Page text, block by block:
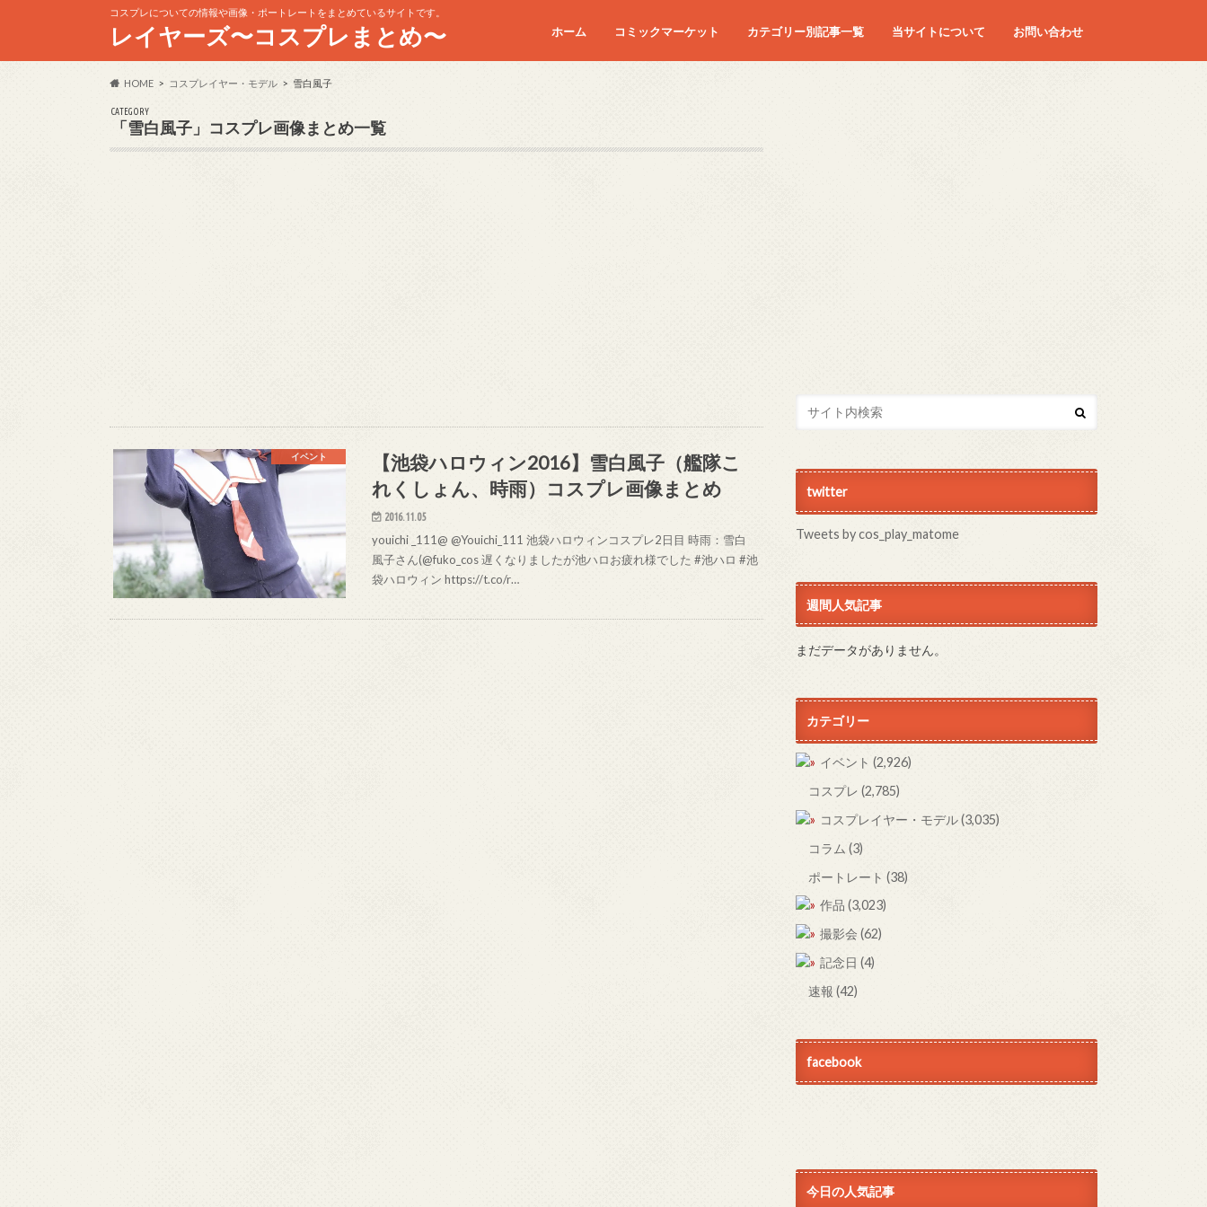
コスプレについての情報や画像・ポートレートをまとめているサイトです。
レイヤーズ〜コスプレまとめ〜 ホーム コミックマーケット
コミケC90
コミケC91
コミケC92
コミケC93
コミケC94
コミケC95
カテゴリー別記事一覧 当サイトについて お問い合わせ
HOME コスプレイヤー・モデル 雪白風子
CATEGORY
「雪白風子」コスプレ画像まとめ一覧
イベント
【池袋ハロウィン2016】雪白風子（艦隊こ
れくしょん、時雨）コスプレ画像まとめ
2016.11.05
youichi _111@ @Youichi_111 池袋ハロウィンコスプレ2日目 時雨：雪白
風子さん(@fuko_cos 遅くなりましたが池ハロお疲れ様でした #池ハロ #池
袋ハロウィン https://t.co/r…
twitter
Tweets by cos_play_matome
週間人気記事
まだデータがありません。
カテゴリー
イベント (2,926)
コスプレ (2,785)
コスプレイヤー・モデル(3,035)
コラム (3)
ポートレート (38)
作品 (3,023)
撮影会 (62)
記念日 (4)
速報 (42)
facebook
今日の人気記事